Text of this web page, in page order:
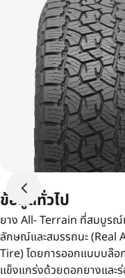
ข้อมูลทั่วไป
ยาง All- Terrain ที่สมบูร
ลักษณ์และสมรรถนะ (Real
Tire) โดยการออกแบบบล๊อ
แข็งแกร่งด้วยดอกยางและ